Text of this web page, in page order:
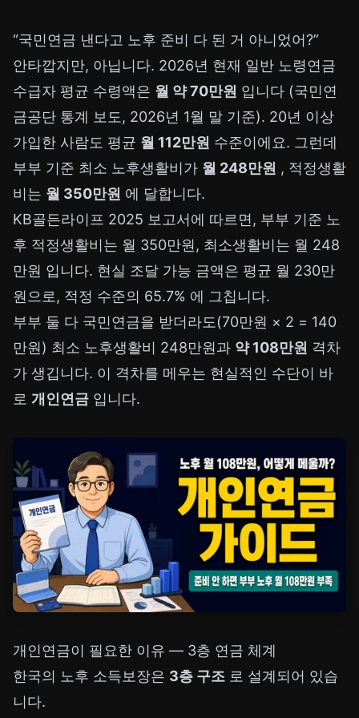
“국민연금 낸다고 노후 준비 다 된 거 아니었어?”
안타깝지만, 아닙니다. 2026년 현재 일반 노령연금
수급자 평균 수령액은 월 약 70만원 입니다 (국민연
금공단 통계 보도, 2026년 1월 말 기준). 20년 이상
가입한 사람도 평균 월 112만원 수준이에요. 그런데
부부 기준 최소 노후생활비가 월 248만원 , 적정생활
비는 월 350만원 에 달합니다.
KB골든라이프 2025 보고서에 따르면, 부부 기준 노
후 적정생활비는 월 350만원, 최소생활비는 월 248
만원 입니다. 현실 조달 가능 금액은 평균 월 230만
원으로, 적정 수준의 65.7% 에 그칩니다.
부부 둘 다 국민연금을 받더라도(70만원 × 2 = 140
만원) 최소 노후생활비 248만원과 약 108만원 격차
가 생깁니다. 이 격차를 메우는 현실적인 수단이 바
로 개인연금 입니다.
개인연금이 필요한 이유 — 3층 연금 체계
한국의 노후 소득보장은 3층 구조 로 설계되어 있습
니다.